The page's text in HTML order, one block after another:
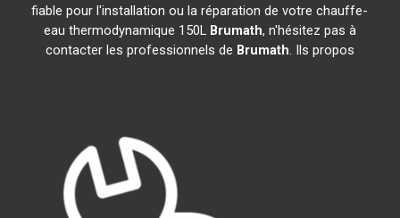
fiable pour l'installation ou la réparation de votre chauffe-
eau thermodynamique 150L Brumath, n'hésitez pas à
contacter les professionnels de Brumath. Ils propos